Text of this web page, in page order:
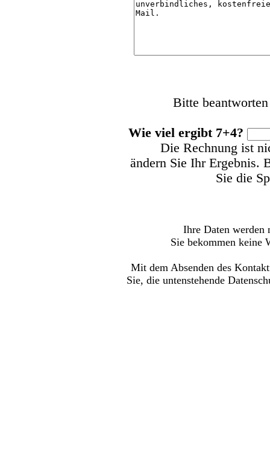
Bitte
Wie viel ergibt 7+4?
Die Rechnung ist
ändern Sie Ihr Ergebnis.
Sie die
Ihre Daten werden
Sie bekommen keine
Mit dem Absenden des
Sie, die untenstehende